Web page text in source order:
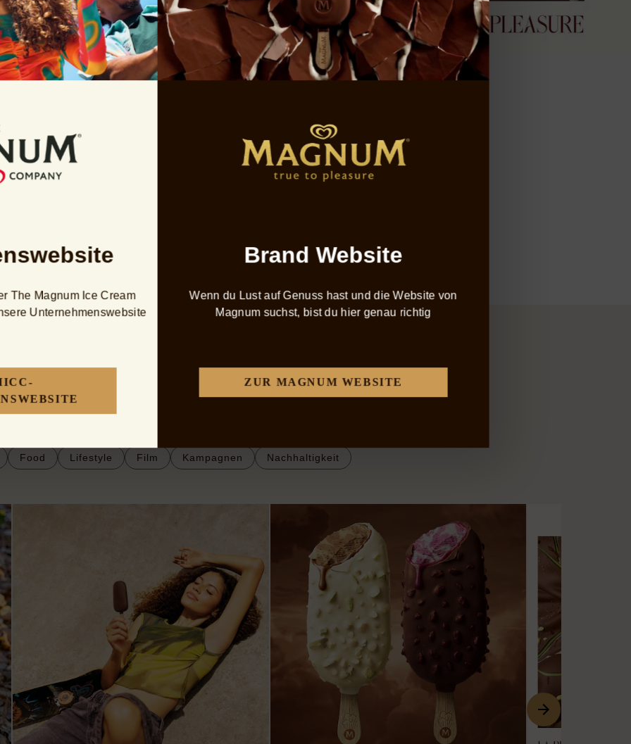
The Magnum Ice Cream
Unternehmenswebsite
Brand Website
Wenn du Lust auf Genuss hast und die Website von
Magnum suchst, bist du hier genau richtig
ZUR MAGNUM WEBSITE
für die kleinen Genussmomente
ZUR KAMPAGNE
Ausgewählte Stories
Food Lifestyle Film Kampagnen Nachhaltigkeit